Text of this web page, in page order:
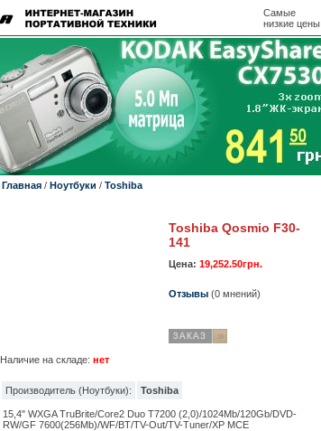
Самые
низкие цены
Главная/ Ноутбуки / Toshiba
Toshiba Qosmio F30-
141
Цена: 19,252.50грн.
Отзывы(0 мнений)
Наличие на складе: нет
Производитель (Ноутбуки): Toshiba
15,4" WXGA TruBrite/Core2 Duo T7200 (2,0)/1024Mb/120Gb/DVD-
RW/GF 7600(256Mb)/WF/BT/TV-Out/TV-Tuner/XP MCE